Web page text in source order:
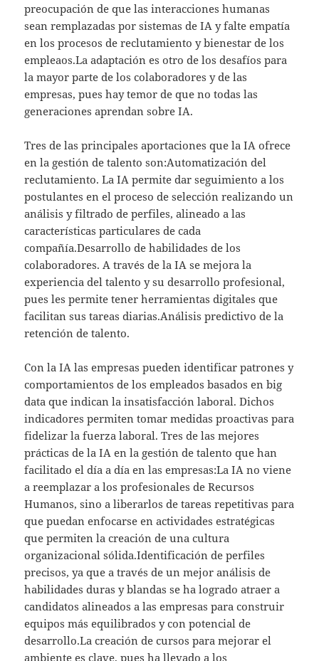
preocupación de que las interacciones humanas
sean remplazadas por sistemas de IA y falte empatía
en los procesos de reclutamiento y bienestar de los
empleaos.La adaptación es otro de los desafíos para
la mayor parte de los colaboradores y de las
empresas, pues hay temor de que no todas las
generaciones aprendan sobre IA.
Tres de las principales aportaciones que la IA ofrece
en la gestión de talento son:Automatización del
reclutamiento. La IA permite dar seguimiento a los
postulantes en el proceso de selección realizando un
análisis y filtrado de perfiles, alineado a las
características particulares de cada
compañía.Desarrollo de habilidades de los
colaboradores. A través de la IA se mejora la
experiencia del talento y su desarrollo profesional,
pues les permite tener herramientas digitales que
facilitan sus tareas diarias.Análisis predictivo de la
retención de talento.
Con la IA las empresas pueden identificar patrones y
comportamientos de los empleados basados en big
data que indican la insatisfacción laboral. Dichos
indicadores permiten tomar medidas proactivas para
fidelizar la fuerza laboral. Tres de las mejores
prácticas de la IA en la gestión de talento que han
facilitado el día a día en las empresas:La IA no viene
a reemplazar a los profesionales de Recursos
Humanos, sino a liberarlos de tareas repetitivas para
que puedan enfocarse en actividades estratégicas
que permiten la creación de una cultura
organizacional sólida.Identificación de perfiles
precisos, ya que a través de un mejor análisis de
habilidades duras y blandas se ha logrado atraer a
candidatos alineados a las empresas para construir
equipos más equilibrados y con potencial de
desarrollo.La creación de cursos para mejorar el
ambiente es clave, pues ha llevado a los